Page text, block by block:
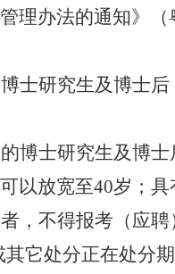
理办法的通知》（
士研究生及博士
博士研究生及博
以放宽至40岁；具
，不得报考（应聘
其它处分正在处分